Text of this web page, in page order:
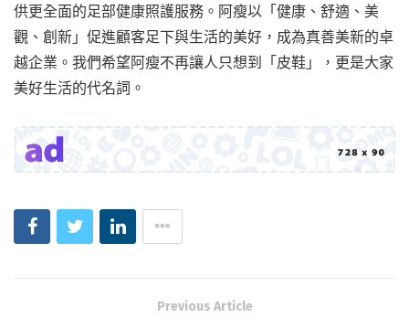
供更全面的足部健康照護服務。阿瘦以「健康、舒適、美
觀、創新」促進顧客足下與生活的美好，成為真善美新的卓
越企業。我們希望阿瘦不再讓人只想到「皮鞋」，更是大家
美好生活的代名詞。
Previous Article